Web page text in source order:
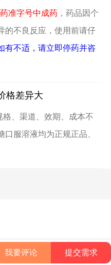
准字号中成药，药品因个
的不良反应，使用前请仔
有不适，请立即停药并咨
格差异大
、渠道、效期、成本不
服溶液均为正规正品、
我要评论 提交需求